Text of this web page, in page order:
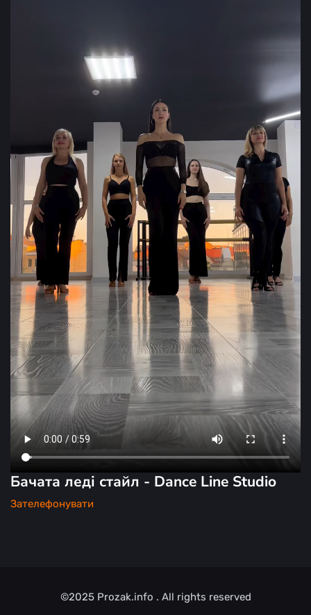
Бачата леді стайл - Dance Line Studio
Зателефонувати
©2025 Prozak.info . All rights reserved